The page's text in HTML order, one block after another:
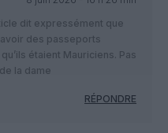
dit expressément que
des passeports
étaient Mauriciens. Pas
la dame
RÉPONDRE